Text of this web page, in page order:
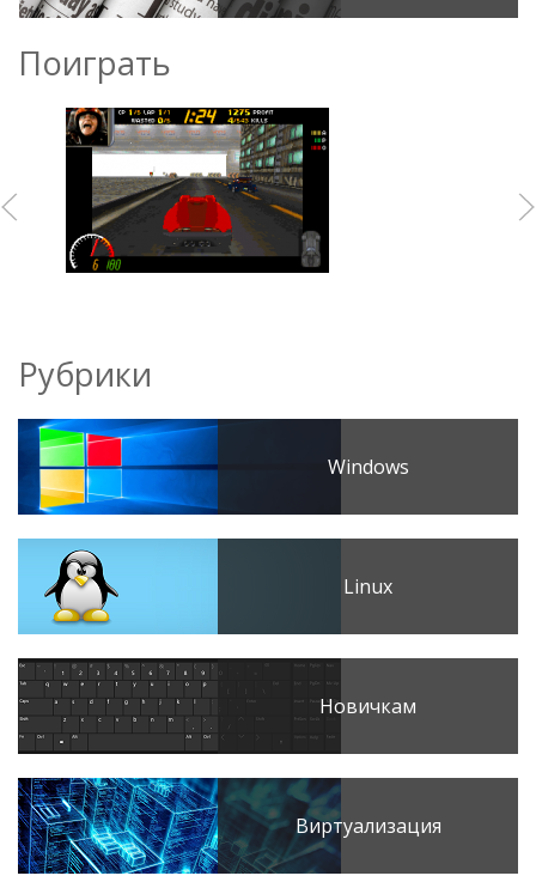
Поиграть
Рубрики
Windows
Linux
Новичкам
Виртуализация